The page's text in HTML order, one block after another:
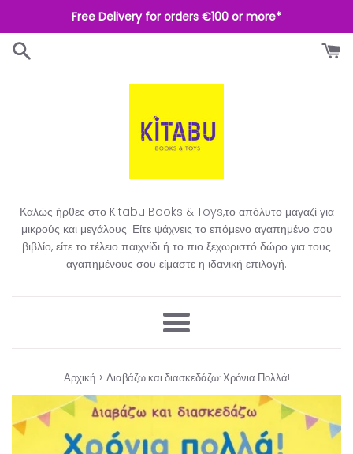
στο
περιεχόμενο
Free Delivery for orders €100 or more*
Καλώς ήρθες στο Kitabu Books & Toys,το απόλυτο μαγαζί για
μικρούς και μεγάλους! Είτε ψάχνεις το επόμενο αγαπημένο σου
βιβλίο, είτε το τέλειο παιχνίδι ή το πιο ξεχωριστό δώρο για τους
αγαπημένους σου είμαστε η ιδανική επιλογή.​
Μενού
Αρχική › Διαβάζω και διασκεδάζω: Χρόνια Πολλά!